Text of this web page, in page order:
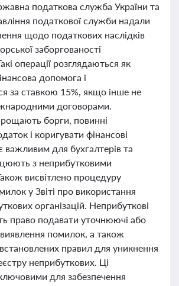
податкова служба України та
податкової служби надали
щодо податкових наслідків
заборгованості
операції розглядаються як
допомога і
за ставкою 15%, якщо інше не
договорами.
борги, повинні
і коригувати фінансові
важливим для бухгалтерів та
з неприбутковими
висвітлено процедуру
у Звіті про використання
організацій. Неприбуткові
право подавати уточнюючі або
виявлення помилок, а також
правил для уникнення
неприбуткових. Ці
для забезпечення